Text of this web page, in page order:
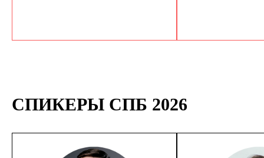
СПИКЕРЫ СПБ 2026